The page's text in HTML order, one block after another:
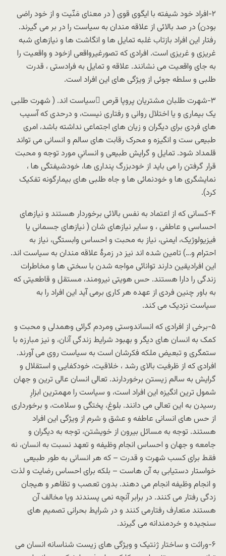
۲-افراد خود شیفته با ایگوی قوی ( در معنای مَنّیت و از خود راضی
بودن) در صد بالائی از علاقه مندان به سیاست را در بر می گیرند.
رفتار این افراد بازتاب غلبه تمایل ها و انگاشت ها و نیازهای شبه
غریزی و غریزی است. افرادی که تصورغیرواقعی ازخود و واقعیت را
به جای واقعیت می نشانند. علاقه و تمایل به فرادستی ، قدرت
طلبی و سلطه جوئی از ویژگی های این افراد است.
۳-شهرت طلبان مشتریان پروپا قرص ِسیاست اند. ( شهرت طلبی
یک بیماری و یا اختلال روانی و رفتاری نیست، و درحدی که آسیب
های فردی برای دیگران و زیان های اجتماعی نداشته باشد، امری
طبیعی ست و انگیزه و محرک رقابت های سالم و انسانی می تواند
قلمداد شود. تمایل و گرایش طبیعی و انسانیِ مورد توجه و محبت
قرار گرفتن را می باید از خودبزرگ پنداری ها، خودشیفتگی ها ،
نمایشگری ها و خودنمائی ها و جاه طلبی های بیمارگونه تفکیک
کرد).
۴-کسانی که از اعتماد به نفس بالائی برخوردار هستند و نیازهای
احساسی و عاطفی ، و سایر نیازهای شان ( نیازهای جسمانی یا
فیزیولوژیک، ایمنی، نیاز به محبت و احساس وابستگی، نیاز به
احترام و…) تامین شده اند نیز در زمرۀ علاقه مندان به سیاست اند.
این افرادیقین دارند توانائی مواجه شدن با سختی ها و مخاطرات
زندگی را دارا هستند. حس هویتی نیرومند، مستقل و قاطعیتی که
به باور چنین فردی از عهده هر کاری برمی آید این افراد را به
سیاست نزدیک می کند.
۵-برخی از افرادی که انساندوستی ومردم گرائی وهمدلی و محبت و
کمک به انسان های دیگر و بهبود شرایط زندگی آنان، و نیز مبارزه با
ستمگری و تبعیض ملکه فکرشان است به سیاست روی می آورند.
افرادی که از ظرفیت بالای رشد ، خلاقیت، خودکفایی و استقلال و
گرایش به سالم زیستن برخوردارند. تعالی انسان عالی ترین و جهان
شمول ترین انگیزه این افراد است، و سیاست را مهمترین ابزارِ
رسیدن به این تعالی می دانند. بلوغ، پختگی و سلامت، و برخورداری
از حس های انسانی عاطفه و عشق و شرم از ویژگی این افراد
هستند. توجه به مسائل بیرون از خویشتن، توجه به دیگران و
جامعه و جهان و احساس انجام وظیفه و تعهد نسبت به انسان، نه
فقط برای کسب شهرت و قدرت – که هر انسانی به طور طبیعی
خواستار دستیابی به آن هاست – بلکه برای احساس رضایت و لذت
و انجام وظیفه انجام می دهند. بدون تعصب و تظاهر و هیجان
زدگی رفتار می کنند. در برابر آنچه نمی پسندند ویا مخالف آن
هستند متعارف رفتارمی کنند و در شرایط بحرانی تصمیم های
سنجیده و خردمندانه می گیرند.
۶-وراثت و ساختار ژنتیک و ویژگی های زیست شناسانه انسان می